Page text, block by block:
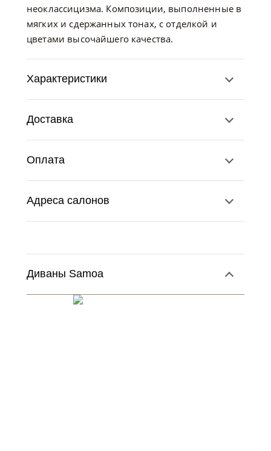
неоклассицизма. Композиции, выполненные в
мягких и сдержанных тонах, с отделкой и
цветами высочайшего качества.
Характеристики
Доставка
Оплата
Адреса салонов
Диваны Samoa